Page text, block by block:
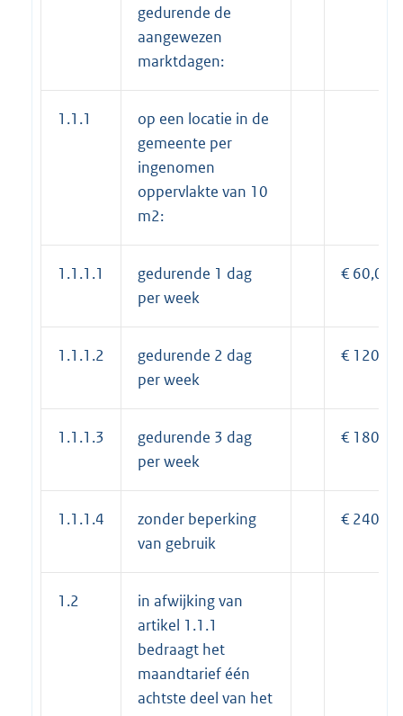
gedurende de
aangewezen
marktdagen:
1.1.1
op een locatie in de
gemeente per
ingenomen
oppervlakte van 10
m2:
1.1.1.1
gedurende 1 dag
per week
€ 60,00
1.1.1.2
gedurende 2 dag
per week
€ 120,00
1.1.1.3
gedurende 3 dag
per week
€ 180,00
1.1.1.4
zonder beperking
van gebruik
€ 240,00
1.2
in afwijking van
artikel 1.1.1
bedraagt het
maandtarief één
achtste deel van het